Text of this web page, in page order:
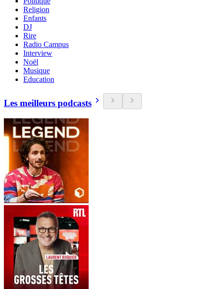
Religion
Enfants
DJ
Rire
Radio Campus
Interview
Noël
Musique
Education
Les meilleurs podcasts